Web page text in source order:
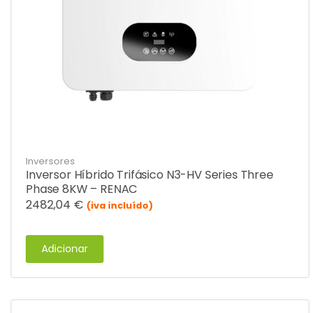
Inversores
Inversor Híbrido Trifásico N3-HV Series Three
Phase 8KW – RENAC
2482,04 € (iva incluído)
Adicionar